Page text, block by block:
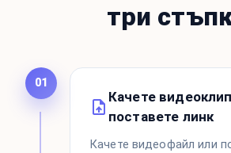
три
01
Качете
поставете линк
Качете видеофайл или